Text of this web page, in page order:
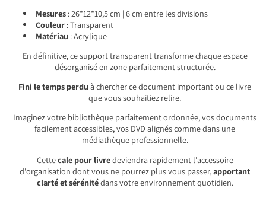
Mesures : 26*12*10,5 cm | 6 cm entre les divisions
Couleur : Transparent
Matériau : Acrylique
En définitive, ce support transparent transforme chaque espace
désorganisé en zone parfaitement structurée.
Fini le temps perdu à chercher ce document important ou ce livre
que vous souhaitiez relire.
Imaginez votre bibliothèque parfaitement ordonnée, vos documents
facilement accessibles, vos DVD alignés comme dans une
médiathèque professionnelle.
Cettecale pour livredeviendra rapidement l'accessoire
d'organisation dont vous ne pourrez plus vous passer,apportant
clarté et sérénitédans votre environnement quotidien.